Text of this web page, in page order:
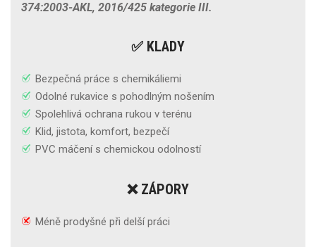
374:2003-AKL, 2016/425 kategorie III.
✅ KLADY
Bezpečná práce s chemikáliemi
Odolné rukavice s pohodlným nošením
Spolehlivá ochrana rukou v terénu
Klid, jistota, komfort, bezpečí
PVC máčení s chemickou odolností
❌ ZÁPORY
Méně prodyšné při delší práci